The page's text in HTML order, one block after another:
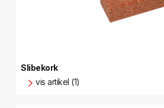
Slibekork
vis artikel (1)